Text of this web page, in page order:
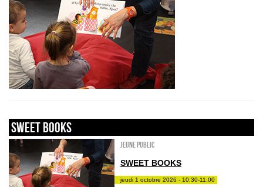
sweet books
Jeune public
SWEET BOOKS
jeudi 1 octobre 2026 - 10:30-11:00